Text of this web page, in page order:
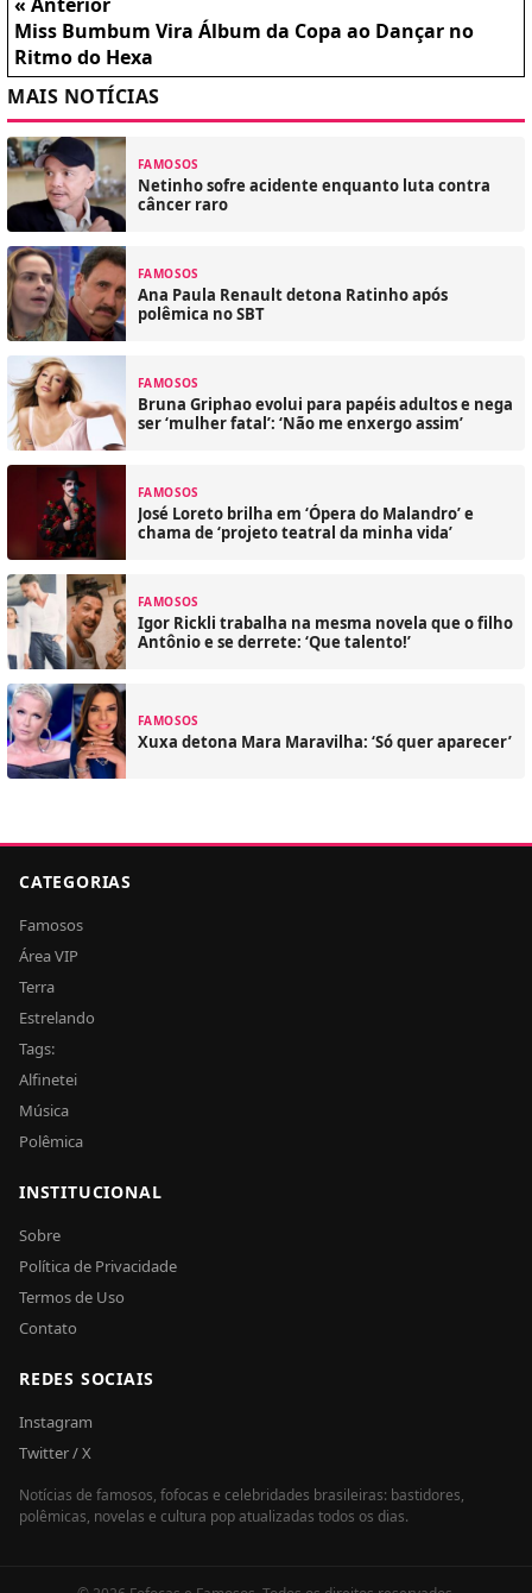
Miss Bumbum Vira Álbum da Copa ao Dançar no
Ritmo do Hexa
MAIS NOTÍCIAS
FAMOSOS
Netinho sofre acidente enquanto luta contra
câncer raro
FAMOSOS
Ana Paula Renault detona Ratinho após
polêmica no SBT
FAMOSOS
Bruna Griphao evolui para papéis adultos e nega
ser ‘mulher fatal’: ‘Não me enxergo assim’
FAMOSOS
José Loreto brilha em ‘Ópera do Malandro’ e
chama de ‘projeto teatral da minha vida’
FAMOSOS
Igor Rickli trabalha na mesma novela que o filho
Antônio e se derrete: ‘Que talento!’
FAMOSOS
Xuxa detona Mara Maravilha: ‘Só quer aparecer’
CATEGORIAS
Famosos
Área VIP
Terra
Estrelando
Tags:
Alfinetei
Música
Polêmica
INSTITUCIONAL
Sobre
Política de Privacidade
Termos de Uso
Contato
REDES SOCIAIS
Instagram
Twitter / X
Notícias de famosos, fofocas e celebridades brasileiras: bastidores,
polêmicas, novelas e cultura pop atualizadas todos os dias.